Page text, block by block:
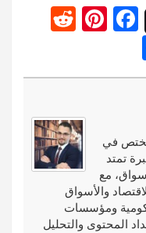
F
ce
o
k
Pi
er
t
d
t
h
في
تمتد
مع
والأسواق
ومؤسسات
المحتوى والتحليل